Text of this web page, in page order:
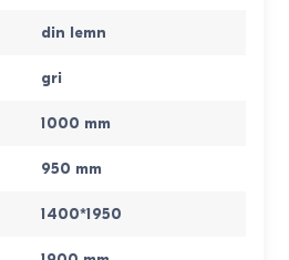
din lemn
gri
1000 mm
950 mm
1400*1950